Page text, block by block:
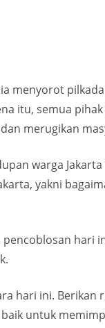
menyorot
itu, semua
merugikan
warga
yakni
hari
hari ini. Berikan
untuk